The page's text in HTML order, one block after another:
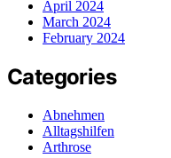
April 2024
March 2024
February 2024
Categories
Abnehmen
Alltagshilfen
Arthrose